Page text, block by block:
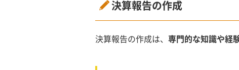
決算報告の作成
決算報告の作成は、 専門的な知識や経